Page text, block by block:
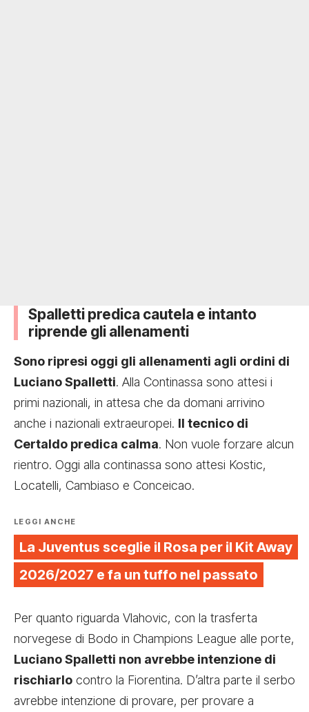
Spalletti predica cautela e intanto
riprende gli allenamenti
Sono ripresi oggi gli allenamenti agli ordini di
Luciano Spalletti. Alla Continassa sono attesi i
primi nazionali, in attesa che da domani arrivino
anche i nazionali extraeuropei. Il tecnico di
Certaldo predica calma. Non vuole forzare alcun
rientro. Oggi alla continassa sono attesi Kostic,
Locatelli, Cambiaso e Conceicao.
LEGGI ANCHE
La Juventus sceglie il Rosa per il Kit Away
2026/2027 e fa un tuffo nel passato
Per quanto riguarda Vlahovic, con la trasferta
norvegese di Bodo in Champions League alle porte,
Luciano Spalletti non avrebbe intenzione di
rischiarlo contro la Fiorentina. D’altra parte il serbo
avrebbe intenzione di provare, per provare a